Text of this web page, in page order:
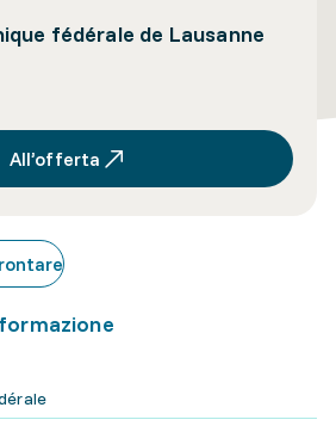
fédérale de Lausanne
All’offerta